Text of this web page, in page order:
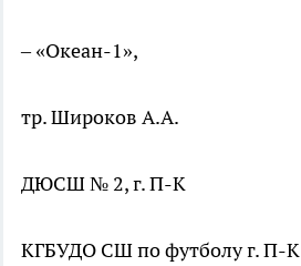
– «Океан-1»,
тр. Широков А.А.
ДЮСШ № 2, г. П-К
КГБУДО СШ по футболу г. П-К